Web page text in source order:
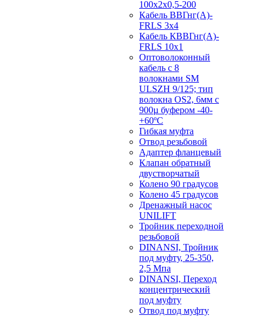
100х2х0,5-200
Кабель ВВГнг(А)-
FRLS 3х4
Кабель КВВГнг(А)-
FRLS 10х1
Оптоволоконный
кабель с 8
волокнами SM
ULSZH 9/125; тип
волокна OS2, 6мм с
900µ буфером -40-
+60ºC
Гибкая муфта
Отвод резьбовой
Адаптер фланцевый
Клапан обратный
двустворчатый
Колено 90 градусов
Колено 45 градусов
Дренажный насос
UNILIFT
Тройник переходной
резьбовой
DINANSI, Тройник
под муфту, 25-350,
2,5 Мпа
DINANSI, Переход
концентрический
под муфту
Отвод под муфту